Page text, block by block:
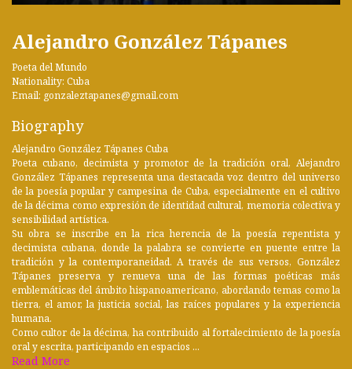
Alejandro González Tápanes
Poeta del Mundo
Nationality: Cuba
Email: gonzaleztapanes@gmail.com
Biography
Alejandro González Tápanes Cuba
Poeta cubano, decimista y promotor de la tradición oral, Alejandro
González Tápanes representa una destacada voz dentro del universo
de la poesía popular y campesina de Cuba, especialmente en el cultivo
de la décima como expresión de identidad cultural, memoria colectiva y
sensibilidad artística.
Su obra se inscribe en la rica herencia de la poesía repentista y
decimista cubana, donde la palabra se convierte en puente entre la
tradición y la contemporaneidad. A través de sus versos, González
Tápanes preserva y renueva una de las formas poéticas más
emblemáticas del ámbito hispanoamericano, abordando temas como la
tierra, el amor, la justicia social, las raíces populares y la experiencia
humana.
Como cultor de la décima, ha contribuido al fortalecimiento de la poesía
oral y escrita, participando en espacios ...
Read More